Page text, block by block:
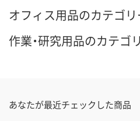
オフィス用品のカテゴリ
作業・研究用品のカテゴ
あなたが最近チェックした商品